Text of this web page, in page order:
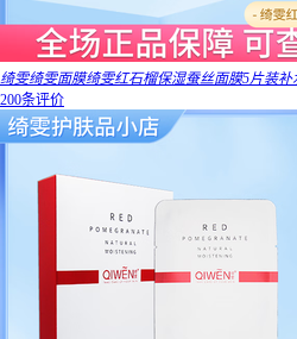
绮雯绮雯面膜绮雯红石榴保湿蚕丝面膜5片装
200条评价